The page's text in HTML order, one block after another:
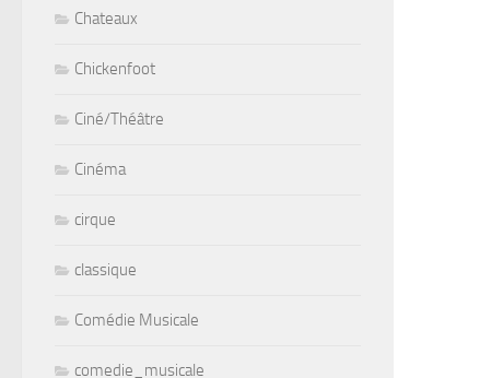
Chateaux
Chickenfoot
Ciné/Théâtre
Cinéma
cirque
classique
Comédie Musicale
comedie_musicale